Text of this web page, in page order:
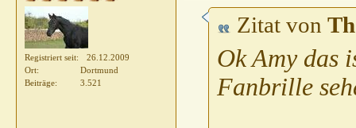
baerbel.baumannAW: Rettungshund
AW: Rettungshund06.10.2010,
Thomas R AW: Rettungshund
GastAW: Rettungshund
Thomas R AW: Rettungshund
Registriert seit
26.12.2009
Ort
Dortmund
Beiträge
3.521
Zitat von
Ok Amy das
Fanbrille